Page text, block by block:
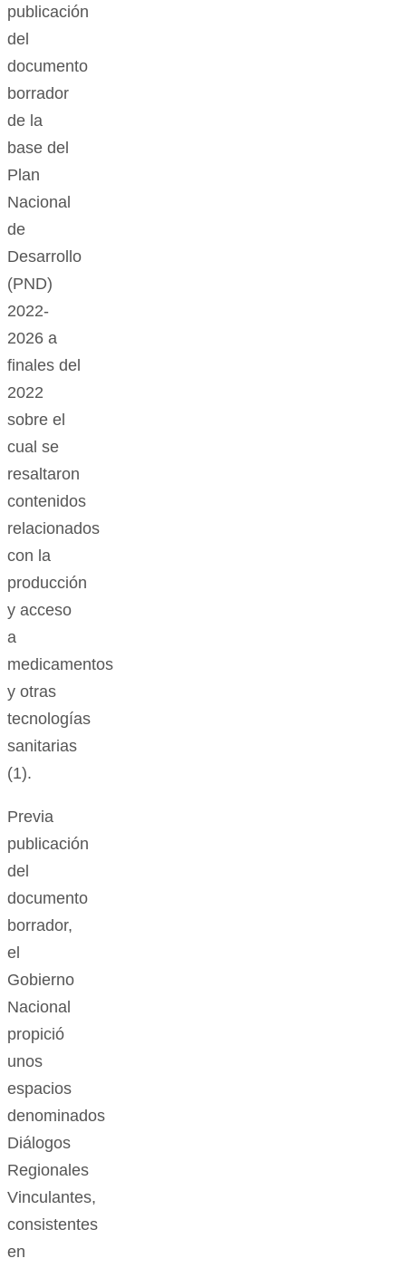
publicación
del
documento
borrador
de la
base del
Plan
Nacional
de
Desarrollo
(PND)
2022-
2026 a
finales del
2022
sobre el
cual se
resaltaron
contenidos
relacionados
con la
producción
y acceso
a
medicamentos
y otras
tecnologías
sanitarias
(1).
Previa
publicación
del
documento
borrador,
el
Gobierno
Nacional
propició
unos
espacios
denominados
Diálogos
Regionales
Vinculantes,
consistentes
en